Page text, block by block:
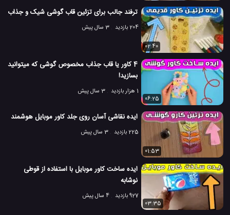
ترفند جالب برای تزئین قاب گوشی شیک و جذاب
204 بازدید 3 سال پیش
02:40
4 کاور یا قاب جذاب مخصوص گوشی که میتوانید
بسازید!
1 هزار بازدید
3 سال پیش
06:25
ایده نقاشی آسان روی جلد کاور موبایل هوشمند
225 بازدید 3 سال پیش
01:53
ایده ساخت کاور موبایل با استفاده از قوطی
نوشابه
927 بازدید
4 سال پیش
03:35